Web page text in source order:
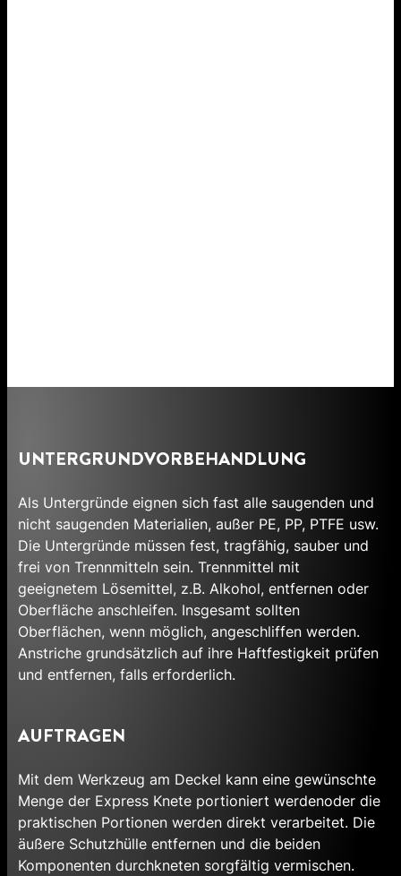
UNTERGRUNDVORBEHANDLUNG
Als Untergründe eignen sich fast alle saugenden und
nicht saugenden Materialien, außer PE, PP, PTFE usw.
Die Untergründe müssen fest, tragfähig, sauber und
frei von Trennmitteln sein. Trennmittel mit
geeignetem Lösemittel, z.B. Alkohol, entfernen oder
Oberfläche anschleifen. Insgesamt sollten
Oberflächen, wenn möglich, angeschliffen werden.
Anstriche grundsätzlich auf ihre Haftfestigkeit prüfen
und entfernen, falls erforderlich.
AUFTRAGEN
Mit dem Werkzeug am Deckel kann eine gewünschte
Menge der Express Knete portioniert werdenoder die
praktischen Portionen werden direkt verarbeitet. Die
äußere Schutzhülle entfernen und die beiden
Komponenten durchkneten sorgfältig vermischen.